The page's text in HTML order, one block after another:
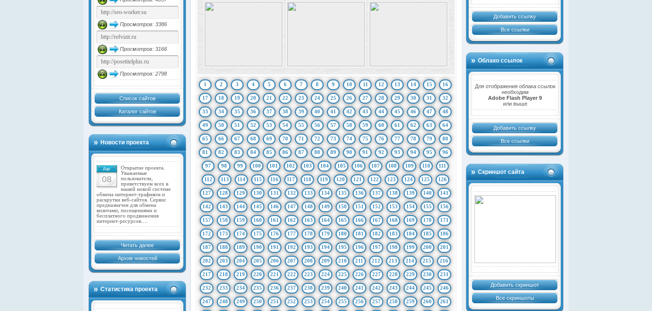
Просмотров: 3386
Просмотров: 3166
Просмотров: 2798
Список сайтов
Каталог сайтов
Новости проекта
Авг
08
Открытие проекта.
Уважаемые
пользователи,
приветствуем всех в
нашей новой системе
обмена интернет-трафиком и
раскрутки веб-сайтов. Сервис
предназначен для обмена
визитами, посещениями и
бесплатного продвижения
интернет-ресурсов.…
Читать далее
Архив новостей
Статистика проекта
Добавить ссылку
Все ссылки
Облако ссылок
Для отображения облака ссылок
необходим
Adobe Flash Player 9
или выше
Добавить ссылку
Все ссылки
Скриншот сайта
Добавить скриншот
Все скриншоты
1 2 3 4 5 6 7 8 9 10 11 12 13 14 15 16
17 18 19 20 21 22 23 24 25 26 27 28 29 30 31 32
33 34 35 36 37 38 39 40 41 42 43 44 45 46 47 48
49 50 51 52 53 54 55 56 57 58 59 60 61 62 63 64
65 66 67 68 69 70 71 72 73 74 75 76 77 78 79 80
81 82 83 84 85 86 87 88 89 90 91 92 93 94 95 96
97 98 99 100 101 102 103 104 105 106 107 108 109 110 111
112 113 114 115 116 117 118 119 120 121 122 123 124 125 126
127 128 129 130 131 132 133 134 135 136 137 138 139 140 141
142 143 144 145 146 147 148 149 150 151 152 153 154 155 156
157 158 159 160 161 162 163 164 165 166 167 168 169 170 171
172 173 174 175 176 177 178 179 180 181 182 183 184 185 186
187 188 189 190 191 192 193 194 195 196 197 198 199 200 201
202 203 204 205 206 207 208 209 210 211 212 213 214 215 216
217 218 219 220 221 222 223 224 225 226 227 228 229 230 231
232 233 234 235 236 237 238 239 240 241 242 243 244 245 246
247 248 249 250 251 252 253 254 255 256 257 258 259 260 261